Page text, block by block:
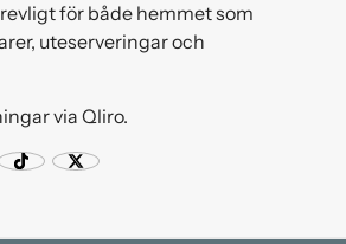
för både hemmet som
uteserveringar och
via Qliro.